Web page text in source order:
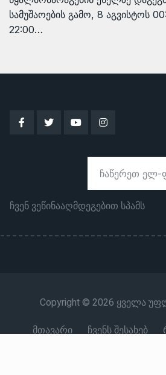
სამუშაოების გამო, 8 აგვისტოს
22:00…
ჩვენ ვეწინააღმდეგებით სპამს
Copyright © 2026 ყველა
მთავარი
ჩვენს შესახებ